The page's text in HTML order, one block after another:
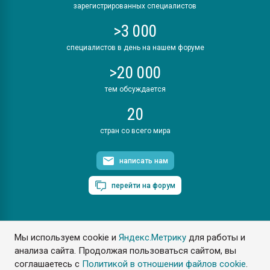
Мы используем cookie иЯндекс.Метрику для работы и
анализа сайта. Продолжая пользоваться сайтом, вы
соглашаетесь с Политикой в отношении файлов cookie.
зарегистрированных специалистов
>3 000
специалистов в день на нашем форуме
>20 000
тем обсуждается
20
стран со всего мира
написать нам
перейти на форум
ПластЭксперт © 2006. Все права защищены
Разрешается копирование материалов сайта с обязательной
ссылкой на www.e-plastic.ru